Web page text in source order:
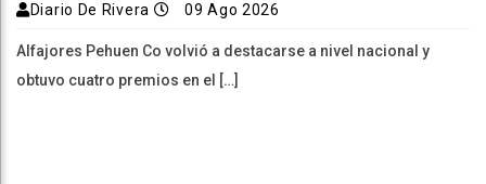
Diario De Rivera 09 Ago 2026
Alfajores Pehuen Co volvió a destacarse a nivel nacional y
obtuvo cuatro premios en el […]